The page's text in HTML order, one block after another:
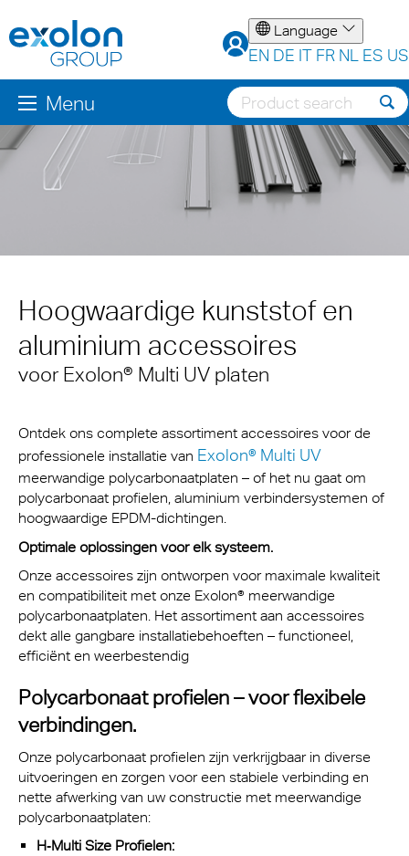
Language
EN DE IT FR NL ES US
Menu
Hoogwaardige kunststof en
aluminium accessoires
voor Exolon® Multi UV platen
Ontdek ons complete assortiment accessoires voor de
professionele installatie van Exolon® Multi UV
meerwandige polycarbonaatplaten – of het nu gaat om
polycarbonaat profielen, aluminium verbindersystemen of
hoogwaardige EPDM-dichtingen.
Optimale oplossingen voor elk systeem.
Onze accessoires zijn ontworpen voor maximale kwaliteit
en compatibiliteit met onze Exolon® meerwandige
polycarbonaatplaten. Het assortiment aan accessoires
dekt alle gangbare installatiebehoeften – functioneel,
efficiënt en weerbestendig
Polycarbonaat profielen – voor flexibele
verbindingen.
Onze polycarbonaat profielen zijn verkrijgbaar in diverse
uitvoeringen en zorgen voor een stabiele verbinding en
nette afwerking van uw constructie met meerwandige
polycarbonaatplaten:
H‑Multi Size Profielen: